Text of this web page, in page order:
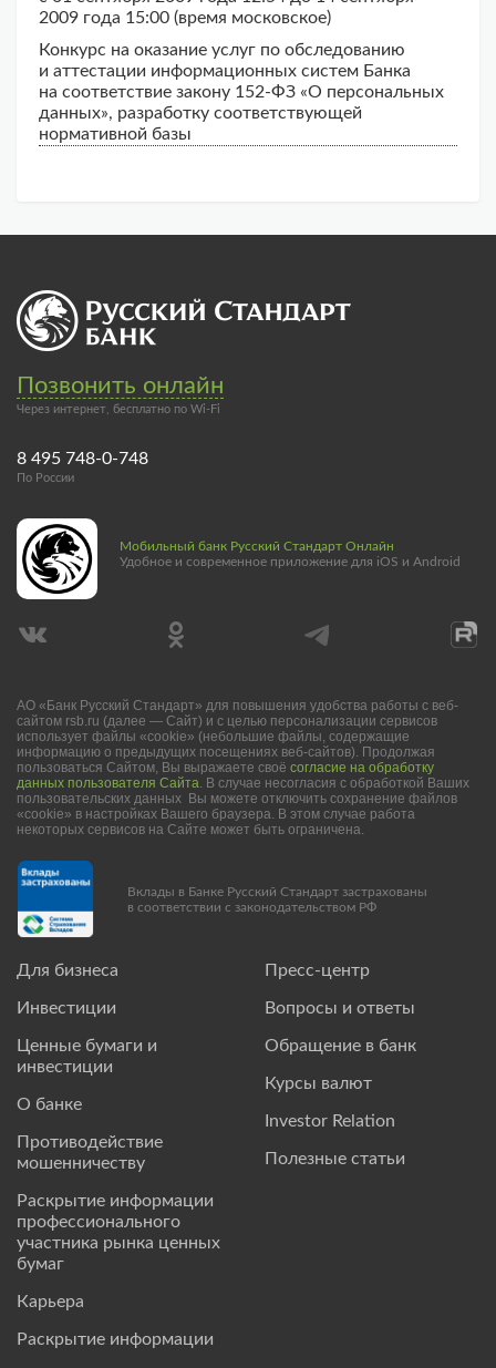
2009 года 15:00 (время московское)
Конкурс на оказание услуг по обследованию
и аттестации информационных систем Банка
на соответствие закону 152-ФЗ «О персональных
данных», разработку соответствующей
нормативной базы
Позвонить онлайн
Через интернет, бесплатно по Wi-Fi
8 495 748-0-748
По России
Для бизнеса
Инвестиции
Ценные бумаги и
инвестиции
О банке
Противодействие
мошенничеству
Раскрытие информации
профессионального
участника рынка ценных
бумаг
Карьера
Раскрытие информации
Пресс-центр
Вопросы и ответы
Обращение в банк
Курсы валют
Investor Relation
Полезные статьи
Мобильный банк Русский Стандарт Онлайн
Удобное и современное приложение для iOS и Android
АО «Банк Русский Стандарт» для повышения удобства работы с веб-
сайтом rsb.ru (далее — Сайт) и с целью персонализации сервисов
использует файлы «cookie» (небольшие файлы, содержащие
информацию о предыдущих посещениях веб-сайтов). Продолжая
пользоваться Сайтом, Вы выражаете своё согласие на обработку
данных пользователя Сайта. В случае несогласия с обработкой Ваших
пользовательских данных Вы можете отключить сохранение файлов
«cookie» в настройках Вашего браузера. В этом случае работа
некоторых сервисов на Сайте может быть ограничена.
Вклады в Банке Русский Стандарт застрахованы
в соответствии с законодательством РФ